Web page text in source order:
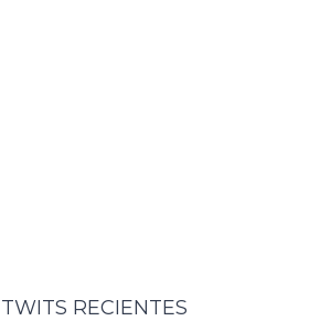
TWITS RECIENTES